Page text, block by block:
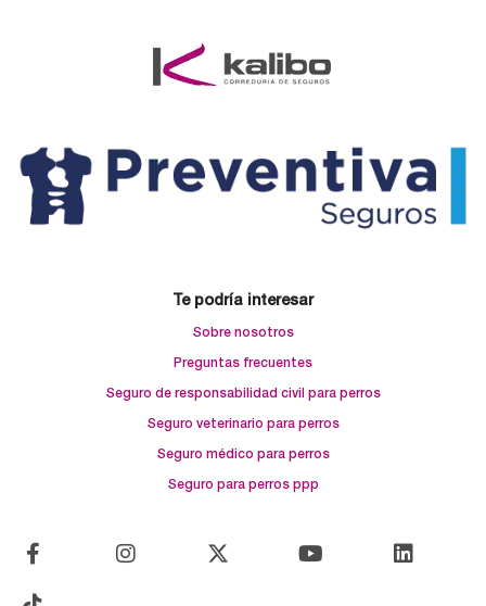
Te podría interesar
Sobre nosotros
Preguntas frecuentes
Seguro de responsabilidad civil para perros
Seguro veterinario para perros
Seguro médico para perros
Seguro para perros ppp